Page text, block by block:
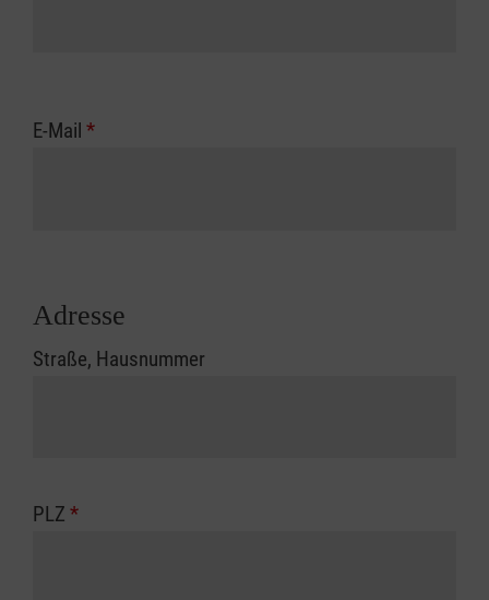
E-Mail *
Adresse
Straße, Hausnummer
PLZ *